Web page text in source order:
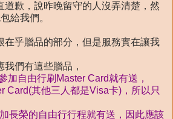
道歉，說昨晚留守的人沒弄清楚，然
給我們。
在乎贈品的部分，但是服務實在讓我
們有這些贈品，
加自由行刷Master Card就有送，
Card(其他三人都是Visa卡)，所以只
長榮的自由行行程就有送，因此應該